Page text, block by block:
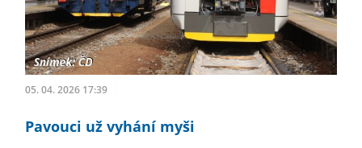
05. 04. 2026 17:39
Pavouci už vyhání myši